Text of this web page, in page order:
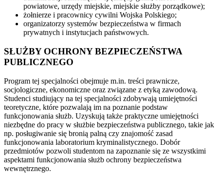
powiatowe, urzędy miejskie, miejskie służby porządkowe);
żołnierze i pracownicy cywilni Wojska Polskiego;
organizatorzy systemów bezpieczeństwa w firmach
prywatnych i instytucjach państwowych.
SŁUŻBY OCHRONY BEZPIECZEŃSTWA
PUBLICZNEGO
Program tej specjalności obejmuje m.in. treści prawnicze,
socjologiczne, ekonomiczne oraz związane z etyką zawodową.
Studenci studiujący na tej specjalności zdobywają umiejętności
teoretyczne, które pozwalają im na poznanie podstaw
funkcjonowania służb. Uzyskują także praktyczne umiejętności
niezbędne do pracy w służbie bezpieczeństwa publicznego, takie jak
np. posługiwanie się bronią palną czy znajomość zasad
funkcjonowania laboratorium kryminalistycznego. Dobór
przedmiotów pozwoli studentom na zapoznanie się ze wszystkimi
aspektami funkcjonowania służb ochrony bezpieczeństwa
wewnętrznego.